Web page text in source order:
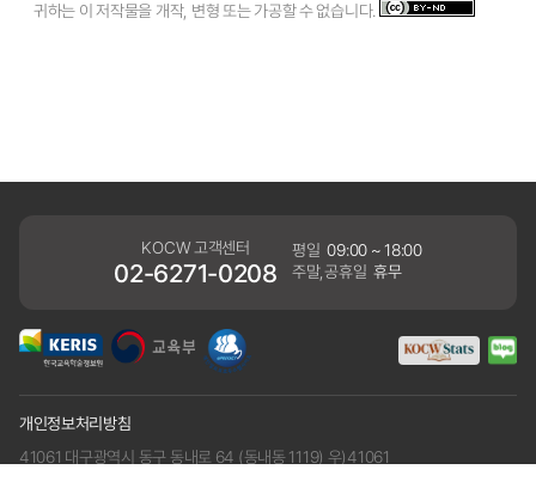
귀하는 이 저작물을 개작, 변형 또는 가공할 수 없습니다.
KOCW 고객센터
02-6271-0208
평일 09:00 ~ 18:00
주말,공휴일 휴무
개인정보처리방침
41061 대구광역시 동구 동내로 64 (동내동 1119) 우)41061